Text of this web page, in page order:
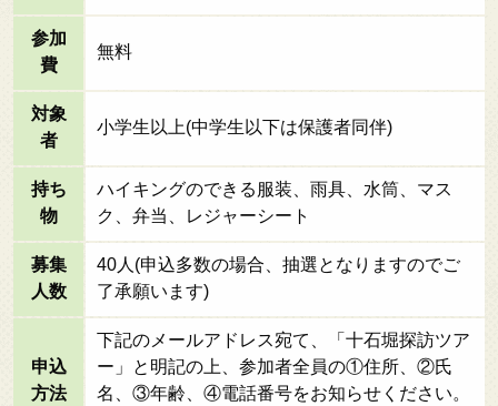
参加
費
無料
対象
者
小学生以上(中学生以下は保護者同伴)
持ち
物
ハイキングのできる服装、雨具、水筒、マス
ク、弁当、レジャーシート
募集
人数
40人(申込多数の場合、抽選となりますのでご
了承願います)
申込
方法
下記のメールアドレス宛て、「十石堀探訪ツア
ー」と明記の上、参加者全員の①住所、②氏
名、③年齢、④電話番号をお知らせください。